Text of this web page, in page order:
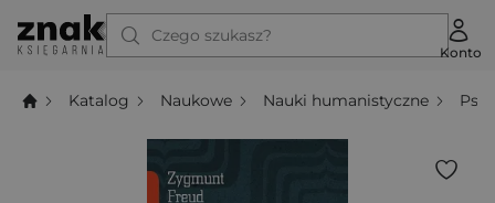
Czego szukasz?
Konto
Katalog Naukowe Nauki humanistyczne